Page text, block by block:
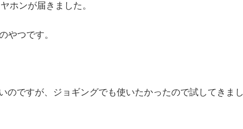
ホンが届きました。
やつです。
のですが、ジョギングでも使いたかったので試してきまし